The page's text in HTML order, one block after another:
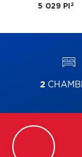
5 029 PI 2
2